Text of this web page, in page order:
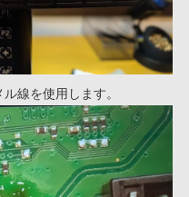
線を使用します。